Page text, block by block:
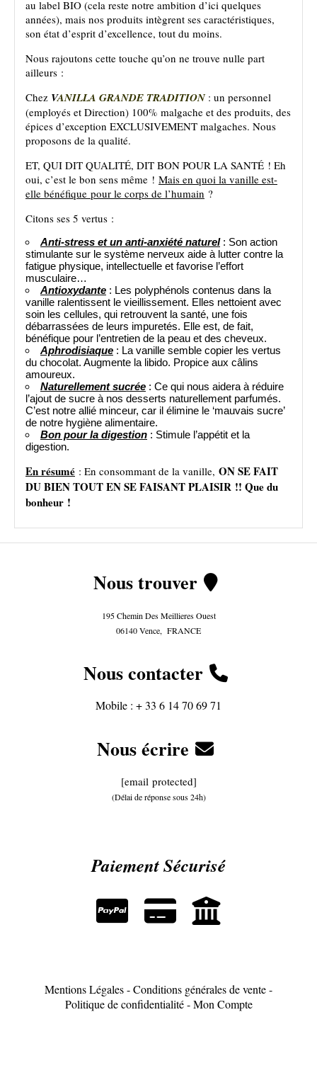
au label BIO (cela reste notre ambition d’ici quelques
années), mais nos produits intègrent ses caractéristiques,
son état d’esprit d’excellence, tout du moins.
Nous rajoutons cette touche qu’on ne trouve nulle part
ailleurs :
Chez VANILLA GRANDE TRADITION: un personnel
(employés et Direction) 100% malgache et des produits, des
épices d’exception EXCLUSIVEMENT malgaches. Nous
proposons de la qualité.
ET, QUI DIT QUALITÉ, DIT BON POUR LA SANTÉ ! Eh
oui, c’est le bon sens même ! Mais en quoi la vanille est-
elle bénéfique pour le corps de l’humain ?
Citons ses 5 vertus :
Anti-stress et un anti-anxiété naturel : Son action
stimulante sur le système nerveux aide à lutter contre la
fatigue physique, intellectuelle et favorise l’effort
musculaire…
Antioxydante : Les polyphénols contenus dans la
vanille ralentissent le vieillissement. Elles nettoient avec
soin les cellules, qui retrouvent la santé, une fois
débarrassées de leurs impuretés. Elle est, de fait,
bénéfique pour l’entretien de la peau et des cheveux.
Aphrodisiaque : La vanille semble copier les vertus
du chocolat. Augmente la libido. Propice aux câlins
amoureux.
Naturellement sucrée : Ce qui nous aidera à réduire
l’ajout de sucre à nos desserts naturellement parfumés.
C’est notre allié minceur, car il élimine le ‘mauvais sucre’
de notre hygiène alimentaire.
Bon pour la digestion : Stimule l’appétit et la
digestion.
En résumé : En consommant de la vanille, ON SE FAIT
DU BIEN TOUT EN SE FAISANT PLAISIR !! Que du
bonheur !
Nous trouver 
195 Chemin Des Meillieres Ouest
06140 Vence, FRANCE
Nouscontacter 
Mobile : + 33 6 14 70 69 71
Nous écrire 
[email protected]
(Délai de réponse sous 24h)
Paiement Sécurisé
  
Mentions Légales
Conditions générales de vente
Politique de confidentialité
Mon Compte